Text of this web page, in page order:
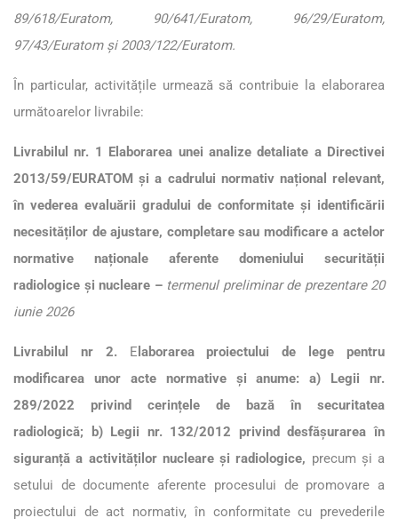
89/618/Euratom, 90/641/Euratom, 96/29/Euratom,
97/43/Euratom și 2003/122/Euratom.
În particular, activitățile urmează să contribuie la elaborarea
următoarelor livrabile:
Livrabilul nr. 1 Elaborarea unei analize detaliate a Directivei
2013/59/EURATOM și a cadrului normativ național relevant,
în vederea evaluării gradului de conformitate și identificării
necesităților de ajustare, completare sau modificare a actelor
normative naționale aferente domeniului securității
radiologice și nucleare –termenul preliminar de prezentare 20
iunie 2026
Livrabilul nr 2. E laborarea proiectului de lege pentru
modificarea unor acte normative și anume: a) Legii nr.
289/2022 privind cerințele de bază în securitatea
radiologică; b) Legii nr. 132/2012 privind desfășurarea în
siguranță a activităților nucleare și radiologice, precum și a
setului de documente aferente procesului de promovare a
proiectului de act normativ, în conformitate cu prevederile